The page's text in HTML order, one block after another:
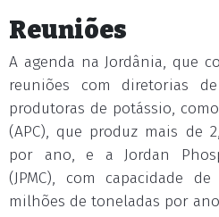
Reuniões
A agenda na Jordânia, que
reuniões com diretorias
produtoras de potássio,
(APC), que produz mais de
por ano, e a Jordan
(JPMC), com capacidade
milhões de toneladas por